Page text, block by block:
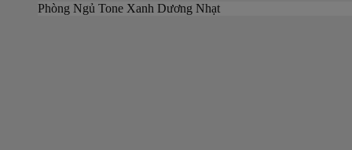
Phòng Ngủ Tone Xanh Dương Nhạt